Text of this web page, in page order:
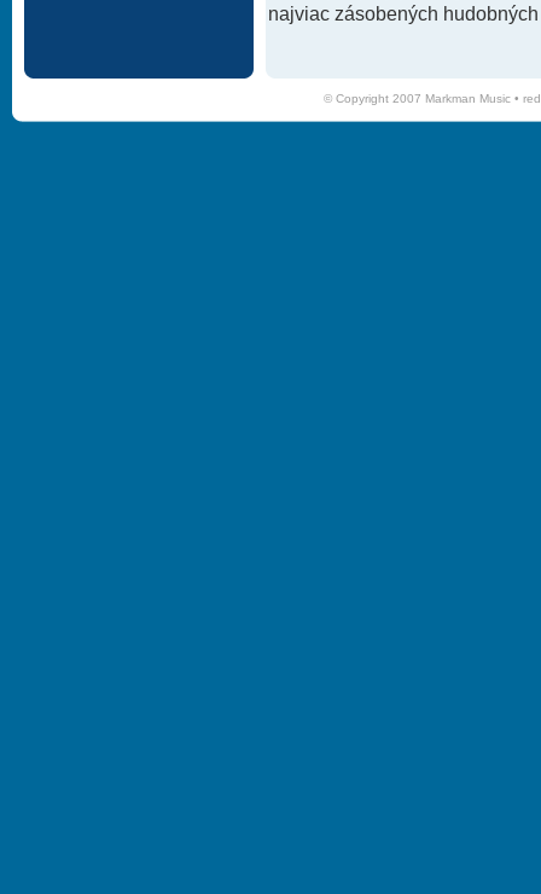
najviac zásobených
© Copyright 2007 Markman Music •